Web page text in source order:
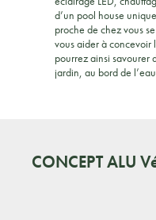
d’un pool house
proche de chez vous
vous aider à concevoir
pourrez ainsi savourer
jardin, au bord de
CONCEPT ALU